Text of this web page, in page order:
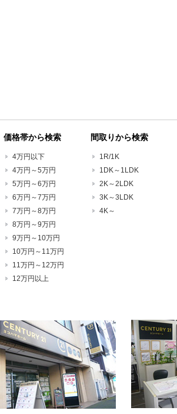
価格帯から検索
4万円以下
4万円～5万円
5万円～6万円
6万円～7万円
7万円～8万円
8万円～9万円
9万円～10万円
10万円～11万円
11万円～12万円
12万円以上
間取りから検索
1R/1K
1DK～1LDK
2K～2LDK
3K～3LDK
4K～